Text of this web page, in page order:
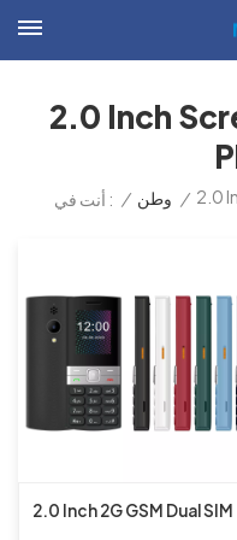
2.0 Inch
أنت في : / وطن / 2.0
2.0 Inch 2G GSM Dual SIM